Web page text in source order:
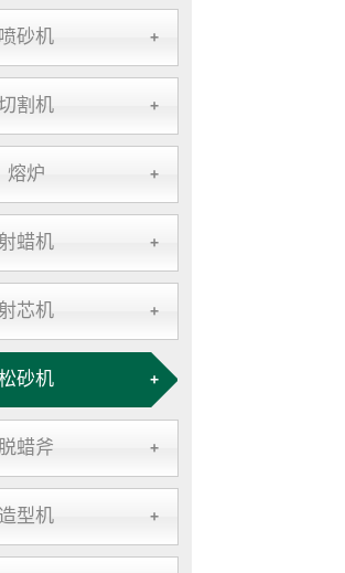
喷砂机 +
割机 +
熔炉 +
射蜡机 +
射芯机 +
砂机 +
脱蜡斧 +
型机 +